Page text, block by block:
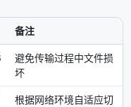
备注
避免传输过程中文件损
坏
根据网络环境自适应切